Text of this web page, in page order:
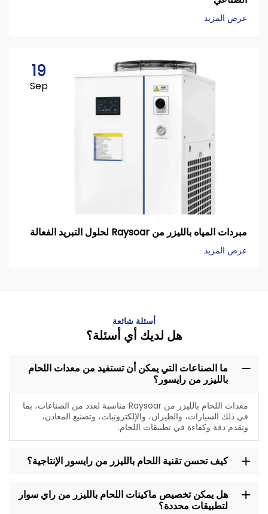
عرض المزيد
19
Sep
مبردات المياه بالليزر من Raysoar لحلول التبريد الفعالة
عرض المزيد
أسئلة شائعة
هل لديك أي أسئلة؟
ما الصناعات التي يمكن أن تستفيد من معدات اللحام
بالليزر من رايسور؟
معدات اللحام بالليزر من Raysoar مناسبة لعدد من الصناعات، بما
في ذلك السيارات، والطيران، والإلكترونيات، وتصنيع المعادن،
وتقدم دقة وكفاءة في تطبيقات اللحام.
كيف تحسن تقنية اللحام بالليزر من رايسور الإنتاجية؟
هل يمكن تخصيص ماكينات اللحام بالليزر من راي سوار
لتطبيقات محددة؟